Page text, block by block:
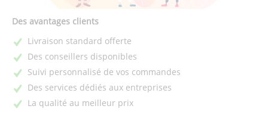
Des avantages clients
Livraison standard offerte
Des conseillers disponibles
Suivi personnalisé de vos commandes
Des services dédiés aux entreprises
La qualité au meilleur prix